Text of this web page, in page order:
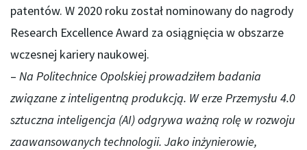
patentów. W 2020 roku został nominowany do nagrody
Research Excellence Award za osiągnięcia w obszarze
wczesnej kariery naukowej.
– Na Politechnice Opolskiej prowadziłem badania
związane z inteligentną produkcją. W erze Przemysłu 4.0
sztuczna inteligencja (AI) odgrywa ważną rolę w rozwoju
zaawansowanych technologii. Jako inżynierowie,